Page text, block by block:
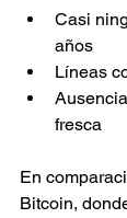
Casi
años
Líneas
fresca
En
Bitcoin,